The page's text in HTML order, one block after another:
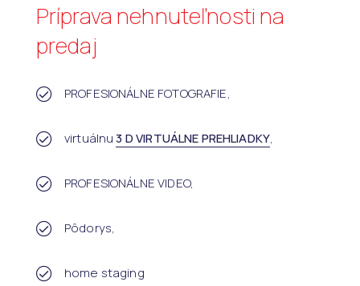
Príprava nehnuteľnosti na
predaj
PROFESIONÁLNE FOTOGRAFIE,
virtuálnu3 D VIRTUÁLNE PREHLIADKY,
PROFESIONÁLNE VIDEO,
Pôdorys,
home staging